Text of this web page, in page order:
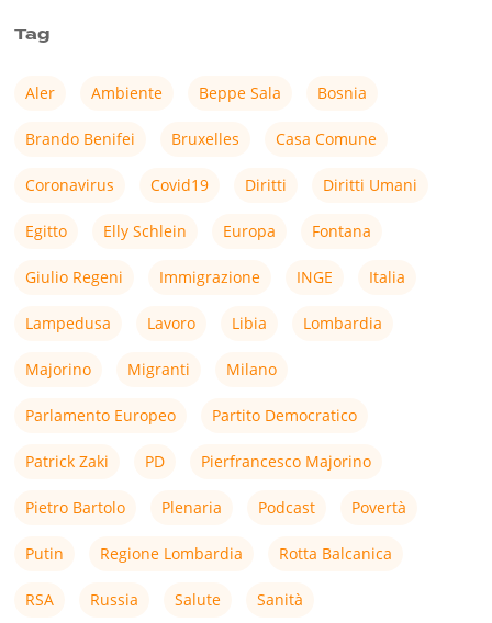
Tag
Aler Ambiente Beppe Sala Bosnia
Brando Benifei Bruxelles Casa Comune
Coronavirus Covid19 Diritti Diritti Umani
Egitto Elly Schlein Europa Fontana
Giulio Regeni Immigrazione INGE Italia
Lampedusa Lavoro Libia Lombardia
Majorino Migranti Milano
Parlamento Europeo Partito Democratico
Patrick Zaki PD Pierfrancesco Majorino
Pietro Bartolo Plenaria Podcast Povertà
Putin Regione Lombardia Rotta Balcanica
RSA Russia Salute Sanità